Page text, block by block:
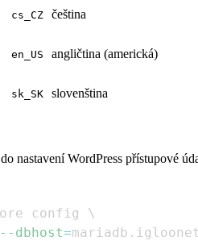
cs_CZ čeština
en_US angličtina (americká)
sk_SK slovenština
nastavení WordPress přístupové
config \
--dbhost=